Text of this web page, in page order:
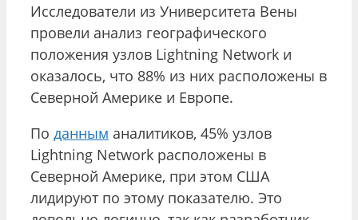
Исследователи из Университета Вены
провели анализ географического
положения узлов Lightning Network и
оказалось, что 88% из них расположены в
Северной Америке и Европе.
По данным аналитиков, 45% узлов
Lightning Network расположены в
Северной Америке, при этом США
лидируют по этому показателю. Это